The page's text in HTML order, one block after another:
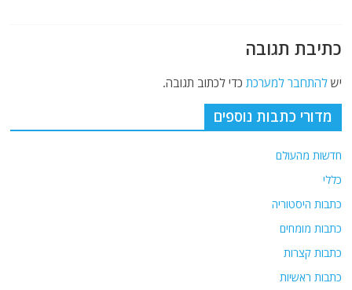
כתיבת תגובה
ישלהתחבר למערכת כדי לכתוב תגובה.
מדורי כתבות נוספים
חדשות מהעולם
כללי
כתבות היסטוריה
כתבות מומחים
כתבות קצרות
כתבות ראשיות